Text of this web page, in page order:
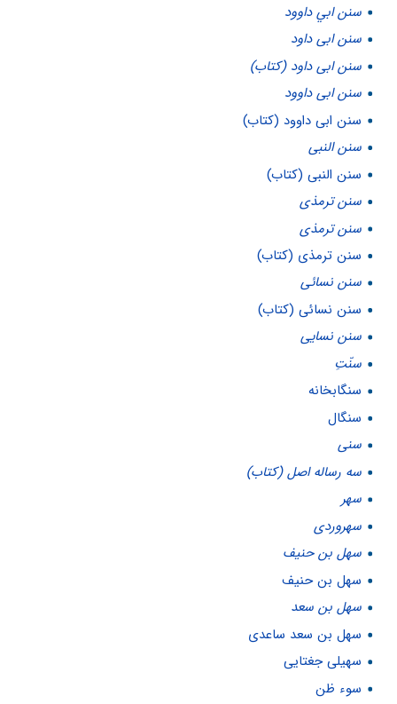
سنن ابي داوود
سنن ابی داود
سنن ابی داود (کتاب)
سنن ابی داوود
سنن ابی داوود (کتاب)
سنن النبی
سنن النبی (کتاب)
سنن ترمذى
سنن ترمذی
سنن ترمذی (کتاب)
سنن نسائی
سنن نسائی (کتاب)
سنن نسايى
سنّتِ
سنگابخانه
سنگال
سنی
سه رساله اصل (کتاب)
سهر
سهروردی
سهل بن حنيف
سهل بن حنیف
سهل بن سعد
سهل بن سعد ساعدی
سهیلی جغتایی
سوء ظن